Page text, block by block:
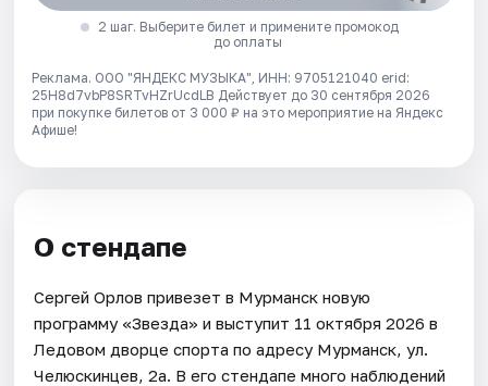
2 шаг. Выберите билет и примените промокод
до оплаты
Реклама. ООО "ЯНДЕКС МУЗЫКА", ИНН: 9705121040 erid:
25H8d7vbP8SRTvHZrUcdLB Действует до 30 сентября 2026
при покупке билетов от 3 000 ₽ на это мероприятие на Яндекс
Афише!
О стендапе
Сергей Орлов привезет в Мурманск новую
программу «Звезда» и выступит 11 октября 2026 в
Ледовом дворце спорта по адресу Мурманск, ул.
Челюскинцев, 2а. В его стендапе много наблюдений